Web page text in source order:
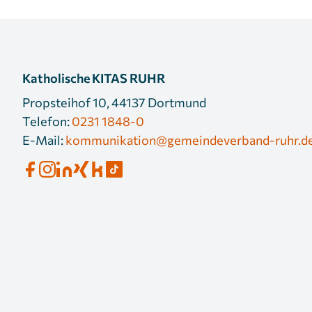
Katholische KITAS RUHR
Propsteihof 10, 44137 Dortmund
Telefon:0231 1848-0
E-Mail:kommunikation@gemeindeverband-